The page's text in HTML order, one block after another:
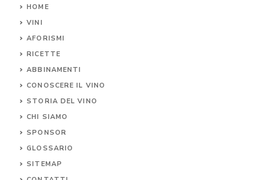
HOME
VINI
AFORISMI
RICETTE
ABBINAMENTI
CONOSCERE IL VINO
STORIA DEL VINO
CHI SIAMO
SPONSOR
GLOSSARIO
SITEMAP